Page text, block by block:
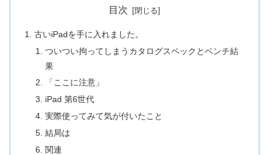
目次
古いiPadを手に入れました。
ついつい拘ってしまうカタログスペックとベンチ結
果
「ここに注意」
iPad 第6世代
実際使ってみて気が付いたこと
結局は
関連